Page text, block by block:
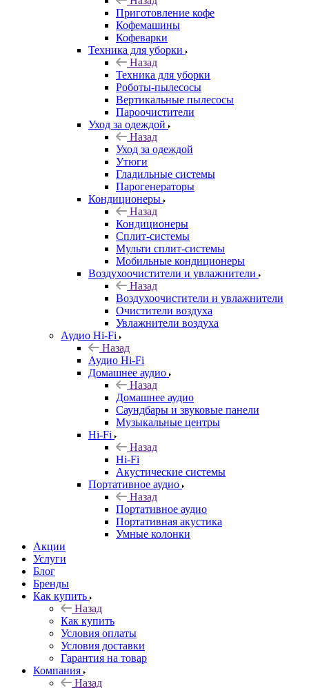
Приготовление кофе
Кофемашины
Кофеварки
Техника для уборки
Назад
Техника для уборки
Роботы-пылесосы
Вертикальные пылесосы
Пароочистители
Уход за одеждой
Назад
Уход за одеждой
Утюги
Гладильные системы
Парогенераторы
Кондиционеры
Назад
Кондиционеры
Сплит-системы
Мульти сплит-системы
Мобильные кондиционеры
Воздухоочистители и увлажнители
Назад
Воздухоочистители и увлажнители
Очистители воздуха
Увлажнители воздуха
Аудио Hi-Fi
Назад
Аудио Hi-Fi
Домашнее аудио
Назад
Домашнее аудио
Саундбары и звуковые панели
Музыкальные центры
Hi-Fi
Назад
Hi-Fi
Акустические системы
Портативное аудио
Назад
Портативное аудио
Портативная акустика
Умные колонки
Акции
Услуги
Блог
Бренды
Как купить
Назад
Как купить
Условия оплаты
Условия доставки
Гарантия на товар
Компания
Назад